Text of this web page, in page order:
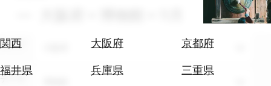
関西 大阪府
京都府
福井県
兵庫県
三重県
券
エリア
テーマ